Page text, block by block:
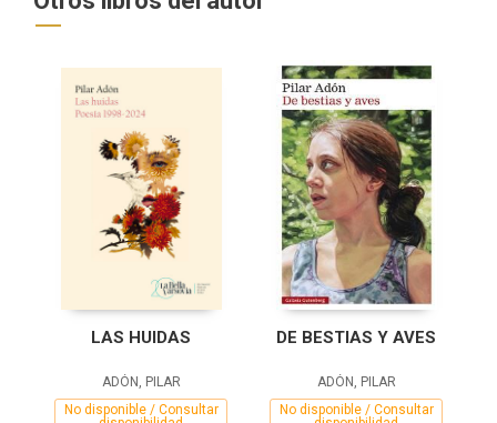
LAS HUIDAS
ADÓN, PILAR
No disponible / Consultar
DE BESTIAS Y AVES
ADÓN, PILAR
No disponible / Consultar